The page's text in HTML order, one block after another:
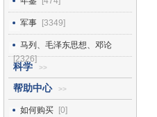
军事 [3349]
马列、毛泽东思想、邓论
[2326]
科学 >>
帮助中心 >>
如何购买 [0]